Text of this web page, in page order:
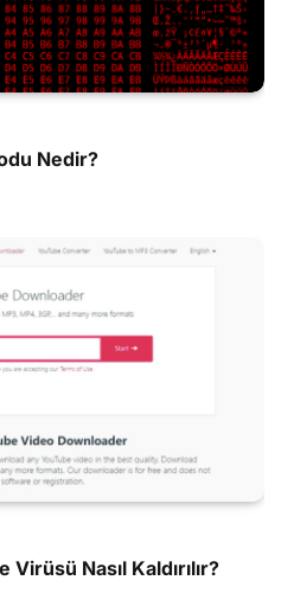
Nedir?
Nasıl Kaldırılır?